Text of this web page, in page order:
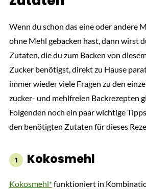
Wenn du schon das eine oder andere
ohne Mehl gebacken hast, dann wirst
Zutaten, die du zum Backen von
Zucker benötigst, direkt zu Hause
immer wieder viele Fragen zu den
zucker- und mehlfreien Backrezepten
Folgenden noch ein paar wichtige
den benötigten Zutaten für dieses
Kokosmehl
Kokosmehl*funktioniert in